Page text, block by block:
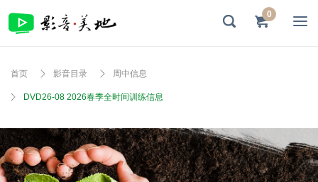
0
首页 影音目录 周中信息
DVD26-08 2026春季全时间训练信息